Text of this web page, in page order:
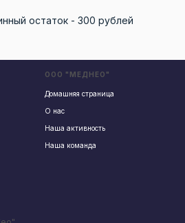
остаток - 300 рублей
ООО "МЕДНЕО"
Домашняя страница
О нас
Наша активность
Наша команда